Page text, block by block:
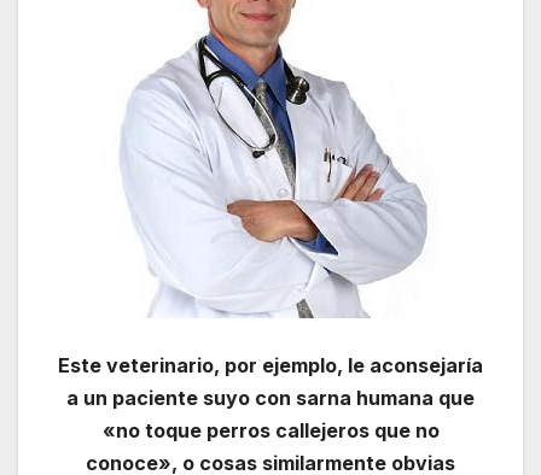
Este veterinario, por ejemplo, le aconsejaría
a un paciente suyo con sarna humana que
«no toque perros callejeros que no
conoce», o cosas similarmente obvias